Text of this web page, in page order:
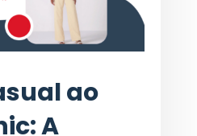
ao
A